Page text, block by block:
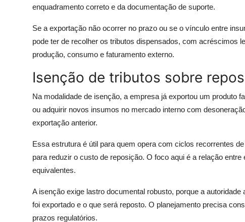
enquadramento correto e da documentação de suporte.
Se a exportação não ocorrer no prazo ou se o vínculo entre
pode ter de recolher os tributos dispensados, com acréscimos
produção, consumo e faturamento externo.
Isenção de tributos sobre
Na modalidade de isenção, a empresa já exportou um produto
ou adquirir novos insumos no mercado interno com
exportação anterior.
Essa estrutura é útil para quem opera com ciclos recorrentes
para reduzir o custo de reposição. O foco aqui é a relação
equivalentes.
A isenção exige lastro documental robusto, porque a
foi exportado e o que será reposto. O planejamento precisa
prazos regulatórios.